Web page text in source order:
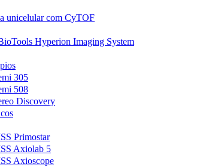
unicelular com CyTOF
Hyperion Imaging System
305
508
Discovery
Primostar
Axiolab 5
Axioscope